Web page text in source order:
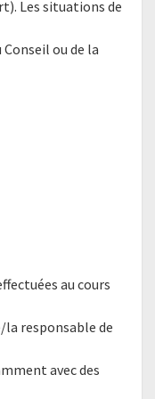
Les situations de
ou de la
au cours
la responsable de
avec des